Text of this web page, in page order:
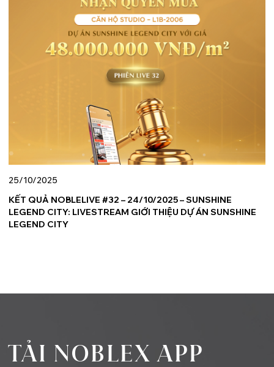
25/10/2025
KẾT QUẢ NOBLELIVE #32 – 24/10/2025 – SUNSHINE
LEGEND CITY: LIVESTREAM GIỚI THIỆU DỰ ÁN SUNSHINE
LEGEND CITY
TẢI NOBLEX APP